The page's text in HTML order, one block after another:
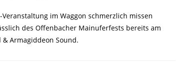
im Waggon schmerzlich missen
des Offenbacher Mainuferfests bereits am
Armagiddeon Sound.